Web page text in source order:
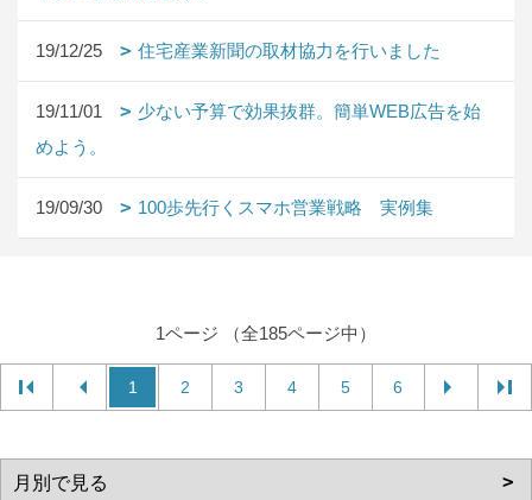
19/12/25 住宅産業新聞の取材協力を行いました
19/11/01
少ない予算で効果抜群。簡単WEB広告を始
めよう。
19/09/30 100歩先行くスマホ営業戦略 実例集
1ページ （全185ページ中）
1 2 3 4 5 6